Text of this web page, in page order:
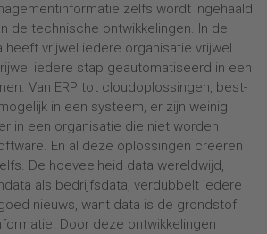
zelfs wordt ingehaald
de technische ontwikkelingen. In de
vrijwel iedere organisatie vrijwel
iedere stap geautomatiseerd in een
Van ERP tot cloudoplossingen, best-
in een systeem, er zijn weinig
in een organisatie die niet worden
En al deze oplossingen creëren
De hoeveelheid data wereldwijd,
als bedrijfsdata, verdubbelt iedere
nieuws, want data is de grondstof
Door deze ontwikkelingen